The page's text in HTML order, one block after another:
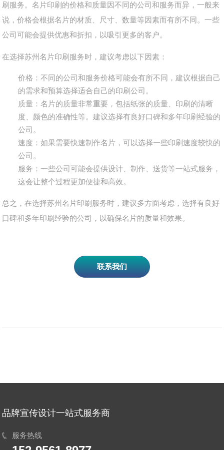
刷服务。名片印刷的价格和质量因不同的公司和服务而异，一般来
说，价格会根据名片的材质、尺寸、数量等因素而有所不同。一些
公司可能会提供优惠和折扣，以吸引更多的客户。
在选择苏州名片印刷服务时，建议考虑以下因素：
价格：不同的公司和服务价格可能会有所不同，建议根据自己
的需求和预算选择适合自己的印刷公司。
质量：名片的质量非常重要，包括纸张的质量、印刷的清晰
度、颜色的准确性等。建议选择有良好口碑和多年印刷经验的
公司。
速度：如果需要快速制作名片，可以选择一些印刷速度较快的
公司。
服务：一些公司可能会提供设计、制作、送货等一站式服务，
这会让整个过程更加便捷和高效。
总之，在选择苏州名片印刷服务时，建议多方面考虑，选择有良好
口碑和多年印刷经验的公司，以确保名片的质量和效果。
联系我们
品牌宣传设计一站式服务商
服务热线